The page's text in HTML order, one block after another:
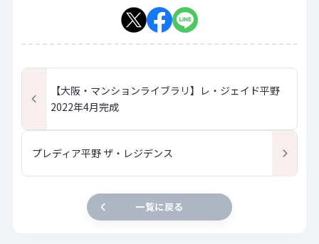
【大阪・マンションライブラリ】レ・ジェイド平野
2022年4月完成
プレディア平野 ザ・レジデンス
一覧に戻る